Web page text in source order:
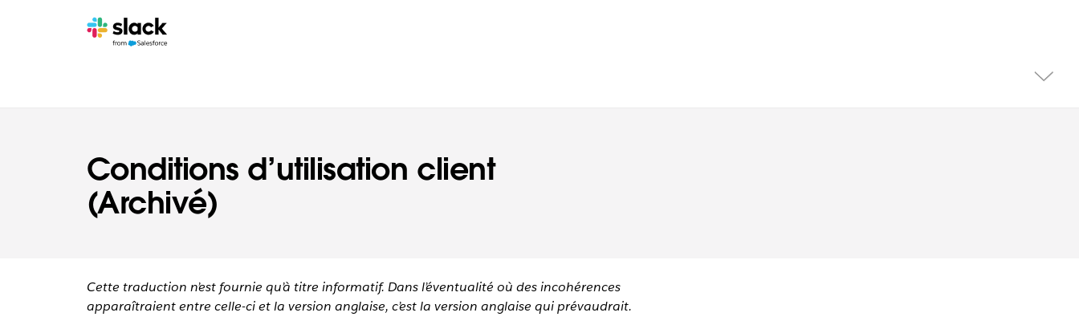
Conditions d’utilisation client
(Archivé)
Cette traduction n’est fournie qu’à titre informatif. Dans l’éventualité où des incohérences
apparaîtraient entre celle-ci et la version anglaise, c’est la version anglaise qui prévaudrait.